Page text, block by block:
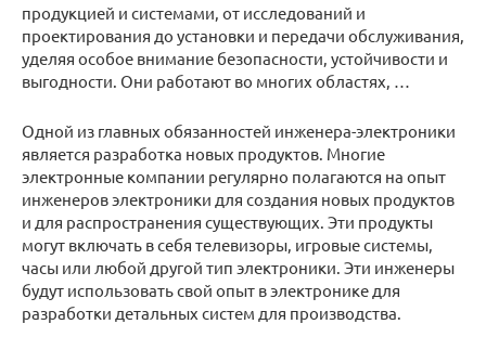
продукцией и системами, от исследований и
проектирования до установки и передачи обслуживания,
уделяя особое внимание безопасности, устойчивости и
выгодности. Они работают во многих областях, …
Одной из главных обязанностей инженера-электроники
является разработка новых продуктов. Многие
электронные компании регулярно полагаются на опыт
инженеров электроники для создания новых продуктов
и для распространения существующих. Эти продукты
могут включать в себя телевизоры, игровые системы,
часы или любой другой тип электроники. Эти инженеры
будут использовать свой опыт в электронике для
разработки детальных систем для производства.